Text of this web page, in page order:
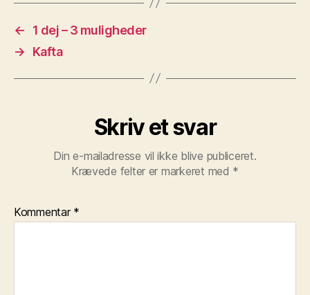
←
1 dej – 3 muligheder
→
Kafta
Skriv et svar
Din e-mailadresse vil ikke blive publiceret.
Krævede felter er markeret med *
Kommentar *